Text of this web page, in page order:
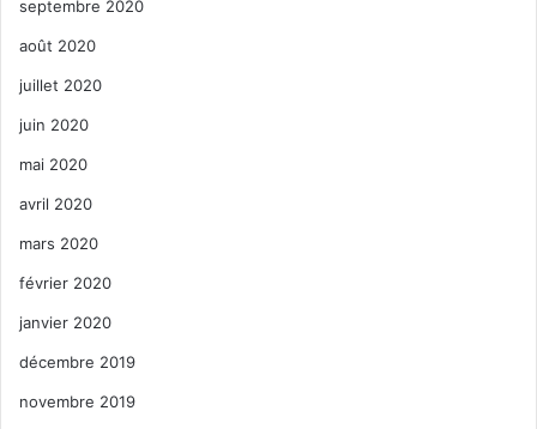
septembre 2020
août 2020
juillet 2020
juin 2020
mai 2020
avril 2020
mars 2020
février 2020
janvier 2020
décembre 2019
novembre 2019